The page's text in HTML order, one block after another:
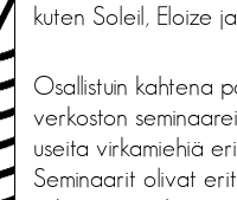
kuten Soleil, Eloize
Osallistuin kahtena
verkoston
useita virkamiehiä
Seminaarit olivat